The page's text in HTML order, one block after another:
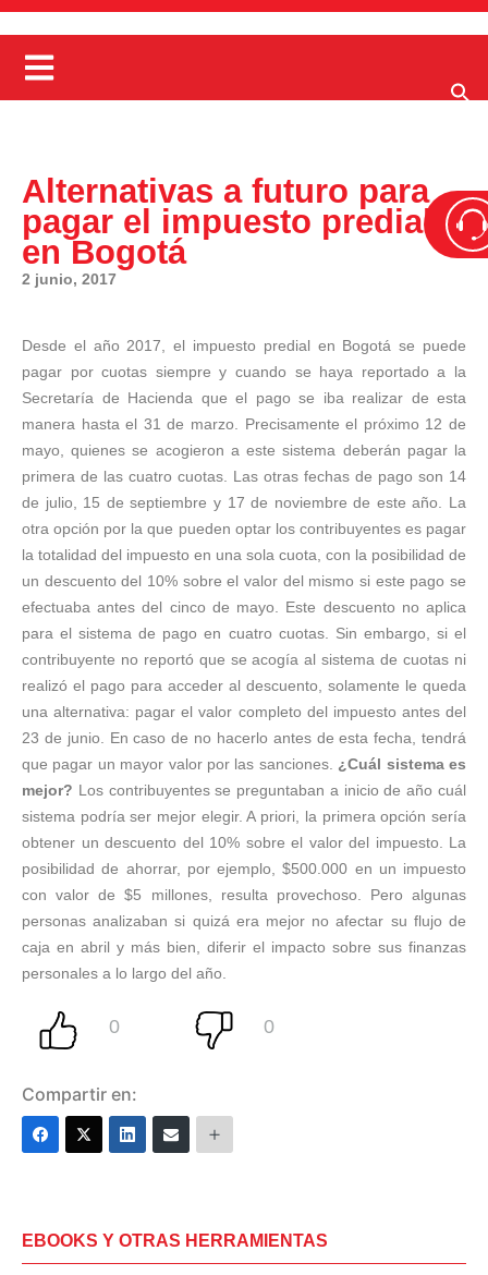
Alternativas a futuro para
pagar el impuesto predial
en Bogotá
2 junio, 2017
Desde el año 2017, el impuesto predial en Bogotá se puede
pagar por cuotas siempre y cuando se haya reportado a la
Secretaría de Hacienda que el pago se iba realizar de esta
manera hasta el 31 de marzo. Precisamente el próximo 12 de
mayo, quienes se acogieron a este sistema deberán pagar la
primera de las cuatro cuotas. Las otras fechas de pago son 14
de julio, 15 de septiembre y 17 de noviembre de este año. La
otra opción por la que pueden optar los contribuyentes es pagar
la totalidad del impuesto en una sola cuota, con la posibilidad de
un descuento del 10% sobre el valor del mismo si este pago se
efectuaba antes del cinco de mayo. Este descuento no aplica
para el sistema de pago en cuatro cuotas. Sin embargo, si el
contribuyente no reportó que se acogía al sistema de cuotas ni
realizó el pago para acceder al descuento, solamente le queda
una alternativa: pagar el valor completo del impuesto antes del
23 de junio. En caso de no hacerlo antes de esta fecha, tendrá
que pagar un mayor valor por las sanciones.¿Cuál sistema es
mejor? Los contribuyentes se preguntaban a inicio de año cuál
sistema podría ser mejor elegir. A priori, la primera opción sería
obtener un descuento del 10% sobre el valor del impuesto. La
posibilidad de ahorrar, por ejemplo, $500.000 en un impuesto
con valor de $5 millones, resulta provechoso. Pero algunas
personas analizaban si quizá era mejor no afectar su flujo de
caja en abril y más bien, diferir el impacto sobre sus finanzas
personales a lo largo del año.
Compartir en:
EBOOKS Y OTRAS HERRAMIENTAS